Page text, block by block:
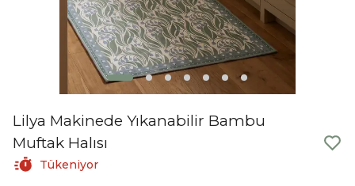
Lilya Makinede Yıkanabilir Bambu
Muftak Halısı
Tükeniyor